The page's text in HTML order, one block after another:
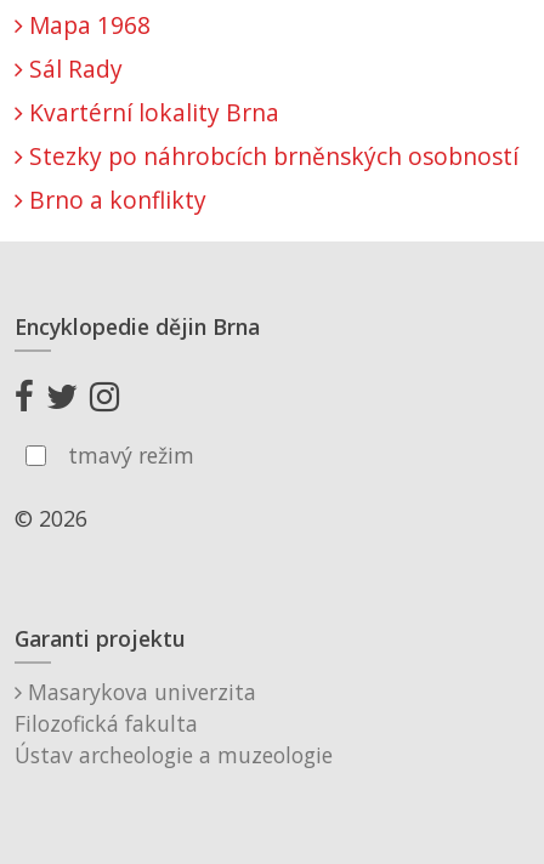
Mapa 1968
Sál Rady
Kvartérní lokality Brna
Stezky po náhrobcích brněnských osobností
Brno a konflikty
Encyklopedie dějin Brna
tmavý režim
© 2026
Garanti projektu
Masarykova univerzita
Filozofická fakulta
Ústav archeologie a muzeologie